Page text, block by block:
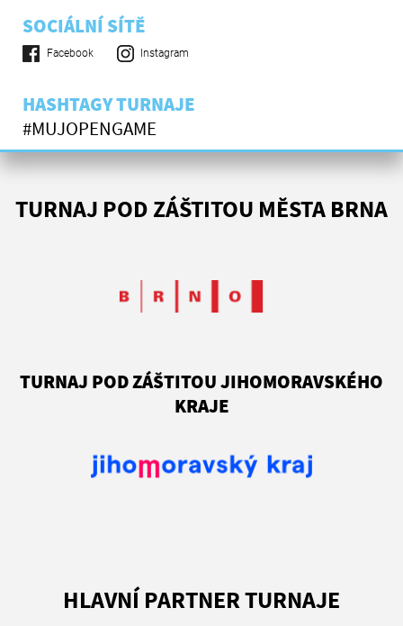
SOCIÁLNÍ SÍTĚ
Facebook Instagram
HASHTAGY TURNAJE
#MUJOPENGAME
TURNAJ POD ZÁŠTITOU MĚSTA BRNA
TURNAJ POD ZÁŠTITOU JIHOMORAVSKÉHO
KRAJE
HLAVNÍ PARTNER TURNAJE